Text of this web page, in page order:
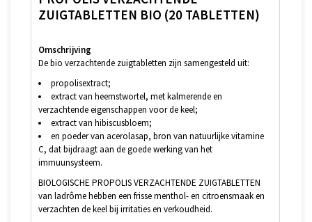
ZUIGTABLETTEN BIO (20 TABLETTEN)
Omschrijving
De bio verzachtende zuigtabletten zijn samengesteld uit:
propolisextract;
extract van heemstwortel, met kalmerende en
verzachtende eigenschappen voor de keel;
extract van hibiscusbloem;
en poeder van acerolasap, bron van natuurlijke vitamine
C, dat bijdraagt aan de goede werking van het
immuunsysteem.
BIOLOGISCHE PROPOLIS VERZACHTENDE ZUIGTABLETTEN
van ladrôme hebben een frisse menthol- en citroensmaak en
verzachten de keel bij irritaties en verkoudheid.